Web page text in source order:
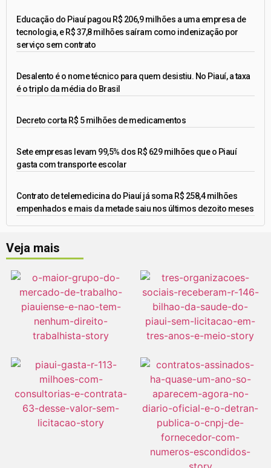
Educação do Piauí pagou R$ 206,9 milhões a uma empresa de
tecnologia, e R$ 37,8 milhões saíram como indenização por
serviço sem contrato
Desalento é o nome técnico para quem desistiu. No Piauí, a taxa
é o triplo da média do Brasil
Decreto corta R$ 5 milhões de medicamentos
Sete empresas levam 99,5% dos R$ 629 milhões que o Piauí
gasta com transporte escolar
Contrato de telemedicina do Piauí já soma R$ 258,4 milhões
empenhados e mais da metade saiu nos últimos dezoito meses
Veja mais